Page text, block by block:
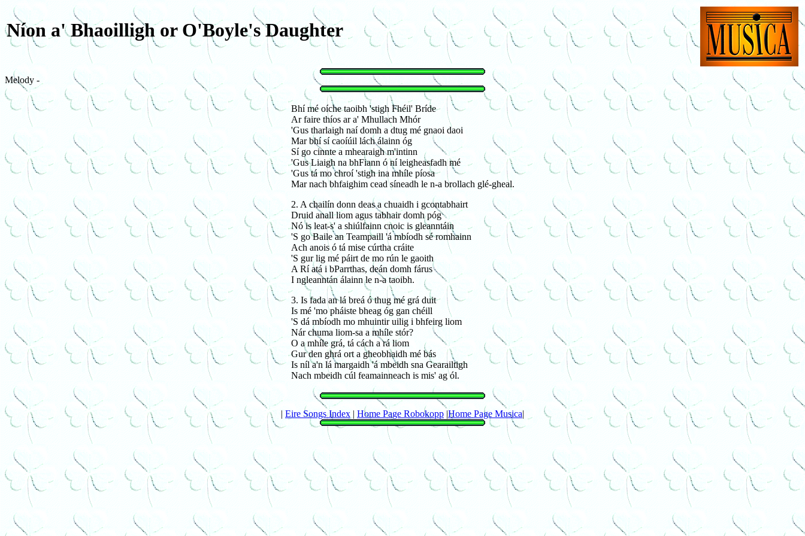
Níon a' Bhaoilligh or O'Boyle's Daughter
Melody -
Bhí mé oíche taoibh 'stigh Fhéil' Bríde
Ar faire thíos ar a' Mhullach Mhór
'Gus tharlaigh naí domh a dtug mé gnaoi daoi
Mar bhí sí caoíúil lách álainn óg
Sí go cinnte a mhearaigh m'intinn
'Gus Liaigh na bhFiann ó ní leigheasfadh mé
'Gus tá mo chroí 'stigh ina mhíle píosa
Mar nach bhfaighim cead síneadh le n-a brollach glé-gheal.
2. A chailín donn deas a chuaidh i gcontabhairt
Druid anall liom agus tabhair domh póg
Nó is leat-s' a shiúlfainn cnoic is gleanntáin
'S go Baile an Teampaill 'á mbíodh sé romhainn
Ach anois ó tá mise cúrtha cráite
'S gur lig mé páirt de mo rún le gaoith
A Rí atá i bParrthas, deán domh fárus
I ngleanntán álainn le n-a taoibh.
3. Is fada an lá breá ó thug mé grá duit
Is mé 'mo pháiste bheag óg gan chéill
'S dá mbíodh mo mhuintir uilig i bhfeirg liom
Nár chuma liom-sa a mhíle stór?
O a mhíle grá, tá cách a rá liom
Gur den ghrá ort a gheobhaidh mé bás
Is níl a'n lá margaidh 'á mbeidh sna Gearailtigh
Nach mbeidh cúl feamainneach is mis' ag ól.
| Eire Songs Index | Home Page Robokopp|Home Page Musica|